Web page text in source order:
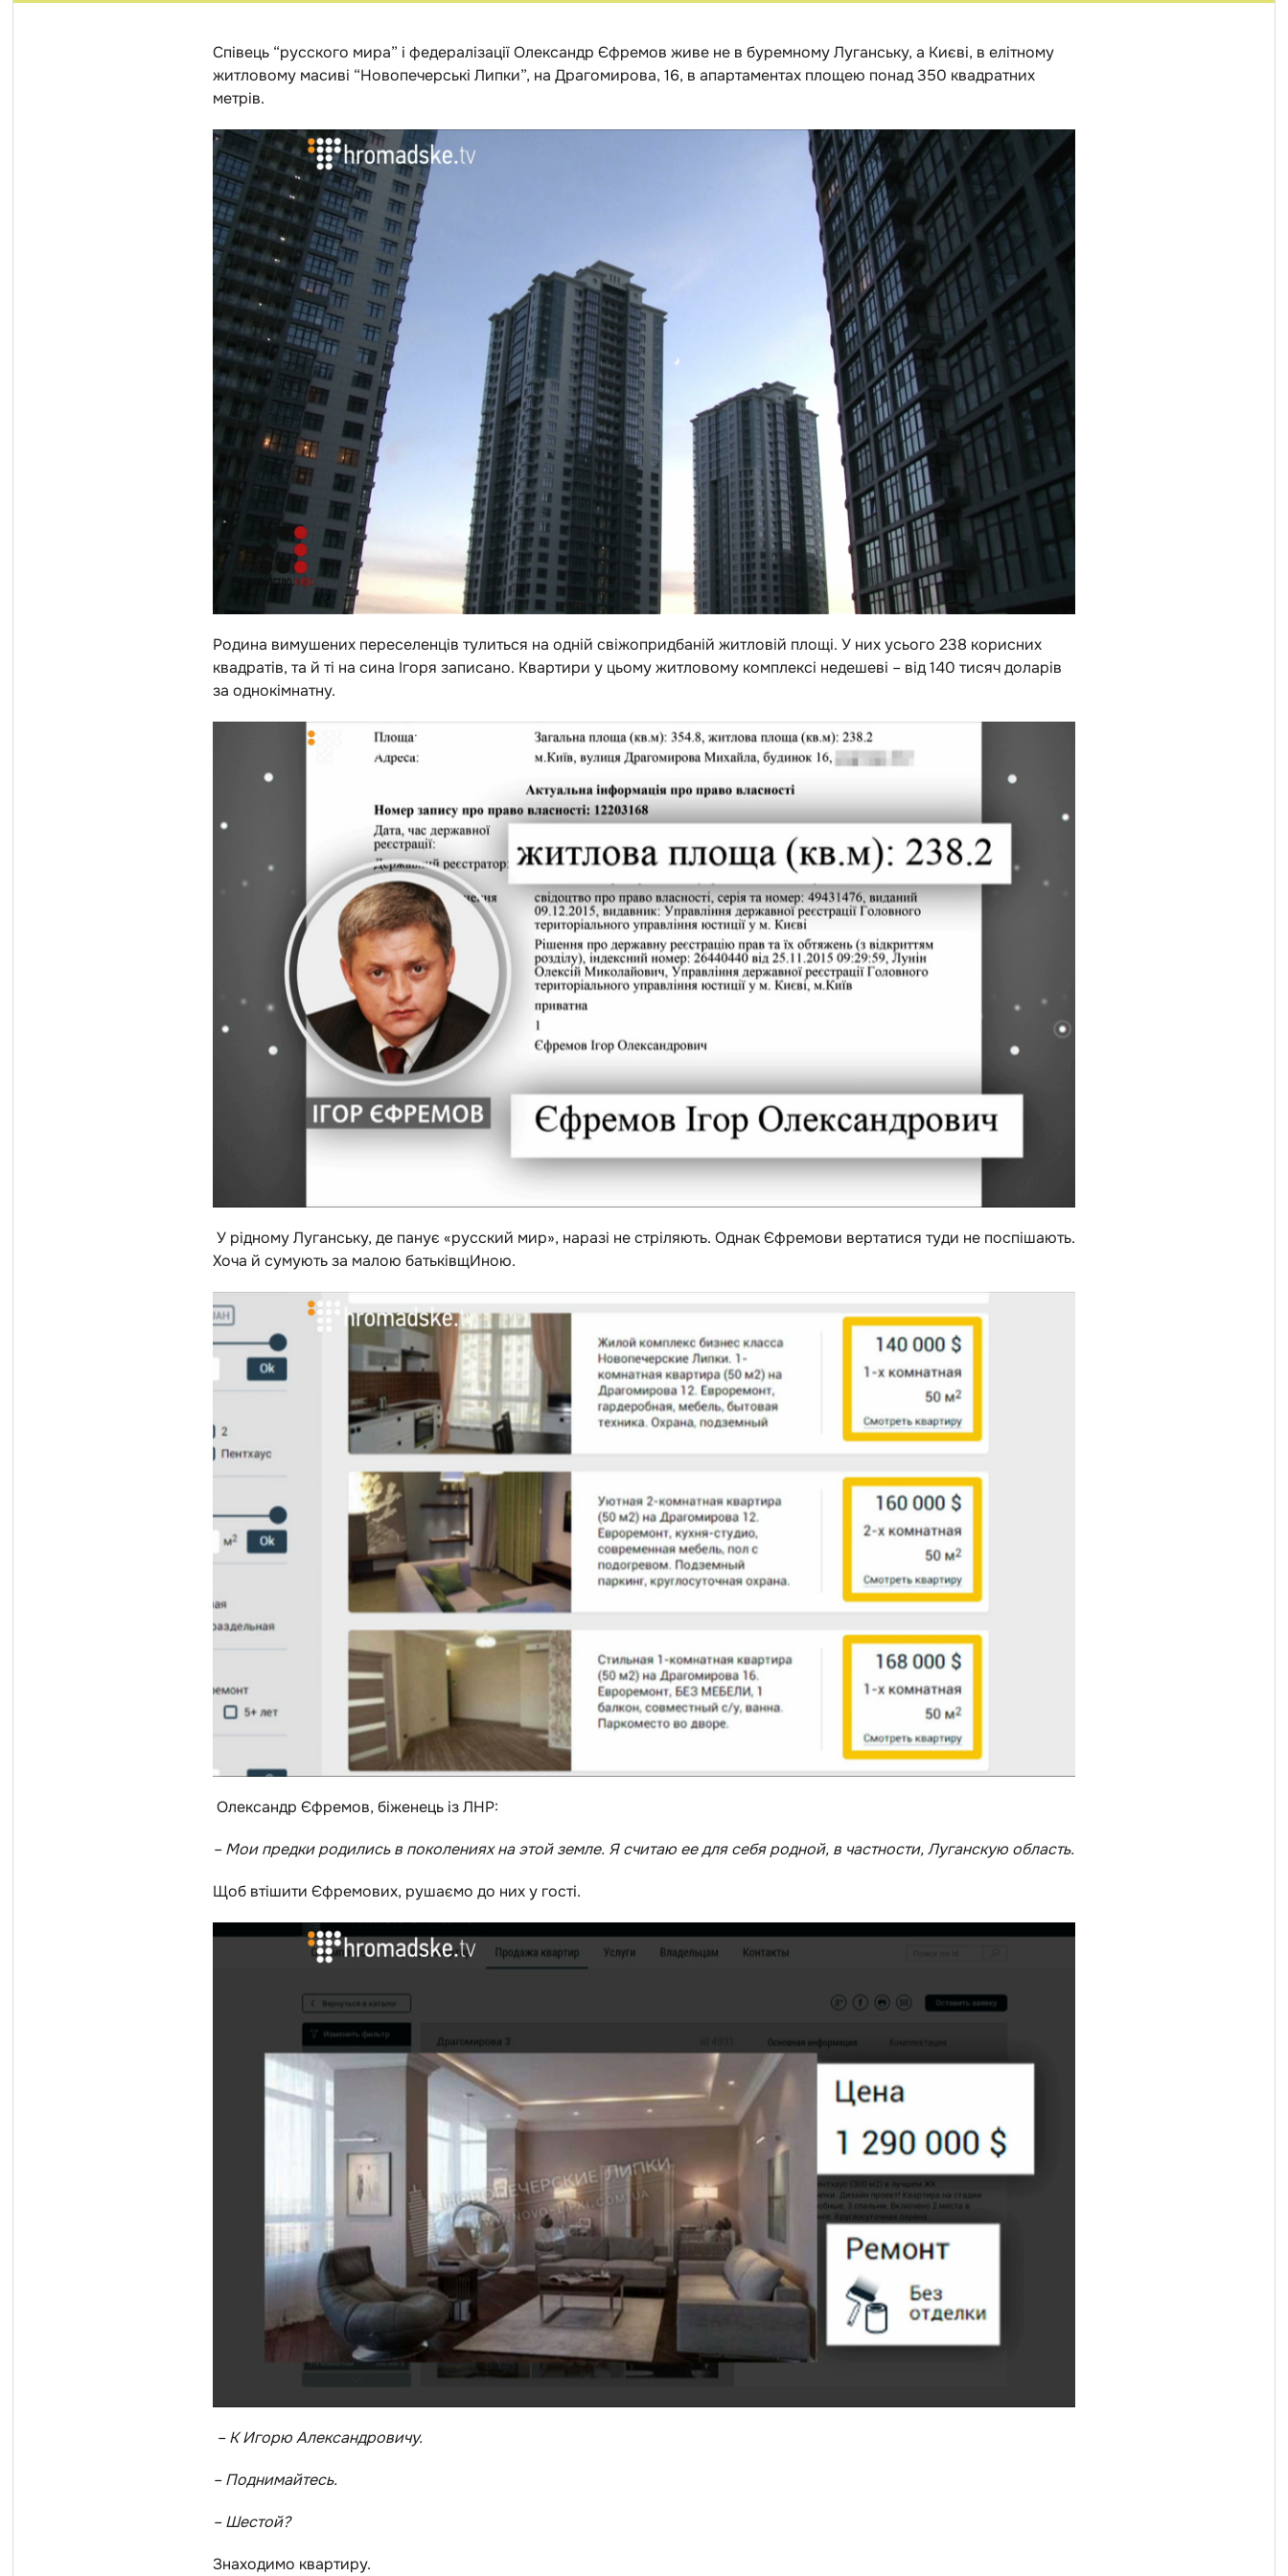
Співець “русского мира” і федералізації Олександр Єфремов живе не в буремному Луганську, а Києві, в елітному
житловому масиві “Новопечерські Липки”, на Драгомирова, 16, в апартаментах площею понад 350 квадратних
метрів.
Родина вимушених переселенців тулиться на одній свіжопридбаній житловій площі. У них усього 238 корисних
квадратів, та й ті на сина Ігоря записано. Квартири у цьому житловому комплексі недешеві – від 140 тисяч доларів
за однокімнатну.
У рідному Луганську, де панує «русский мир», наразі не стріляють. Однак Єфремови вертатися туди не поспішають.
Хоча й сумують за малою батьківщИною.
Олександр Єфремов, біженець із ЛНР:
–Мои предки родились в поколениях на этой земле. Я считаю ее для себя родной, в частности, Луганскую область.
Щоб втішити Єфремових, рушаємо до них у гості.
–К Игорю Александровичу.
– Поднимайтесь.
– Шестой?
Знаходимо квартиру.